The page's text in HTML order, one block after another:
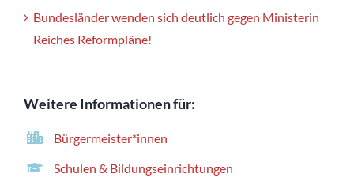
Bundesländer wenden sich deutlich gegen Ministerin
Reiches Reformpläne!
Weitere Informationen für:
Bürgermeister*innen
Schulen & Bildungseinrichtungen